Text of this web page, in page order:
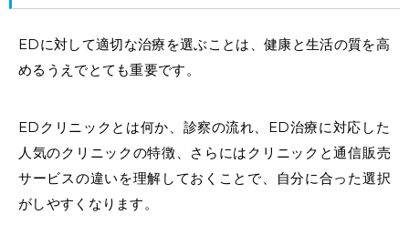
EDに対して適切な治療を選ぶことは、健康と生活の質を高
めるうえでとても重要です。
EDクリニックとは何か、 診察の流れ 、ED治療に対応した
人気のクリニックの特徴、さらにはクリニックと通信販売
サービスの違いを理解しておくことで、自分に合った選択
がしやすくなります。